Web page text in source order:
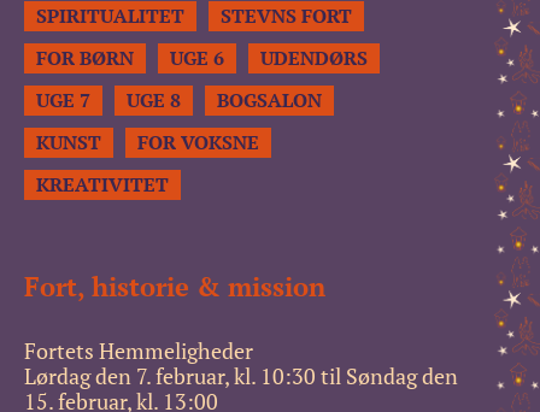
SPIRITUALITET
STEVNS FORT
FOR BØRN
UGE 6
UDENDØRS
UGE 7
UGE 8
BOGSALON
KUNST
FOR VOKSNE
KREATIVITET
Fort, historie & mission
Fortets Hemmeligheder
Lørdag den 7. februar, kl. 10:30 til Søndag den
15. februar, kl. 13:00